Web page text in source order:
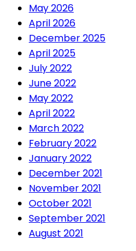
May 2026
April 2026
December 2025
April 2025
July 2022
June 2022
May 2022
April 2022
March 2022
February 2022
January 2022
December 2021
November 2021
October 2021
September 2021
August 2021